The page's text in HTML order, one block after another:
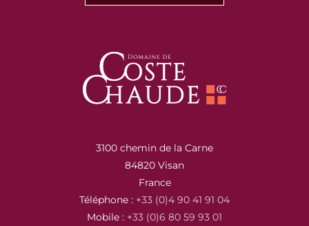
3100 chemin de la Carne
84820 Visan
France
Téléphone : +33 (0)4 90 41 91 04
Mobile : +33 (0)6 80 59 93 01